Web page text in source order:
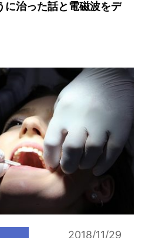
に治った話と電磁波をデ
2018/11/29